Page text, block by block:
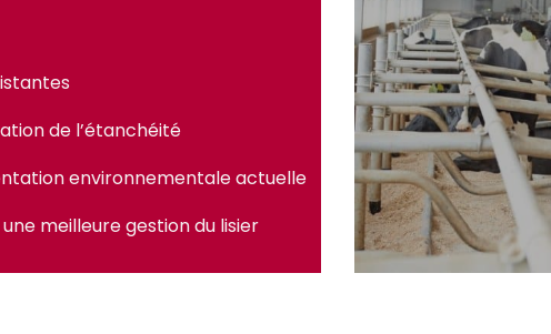
de l’étanchéité
environnementale actuelle
meilleure gestion du lisier